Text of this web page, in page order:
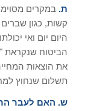
ת. במקרים
קשות, כגון
היום יום ואי
הביטוח שנקראת
את הוצאות
תשלום שנחוץ
ש. האם לעבר